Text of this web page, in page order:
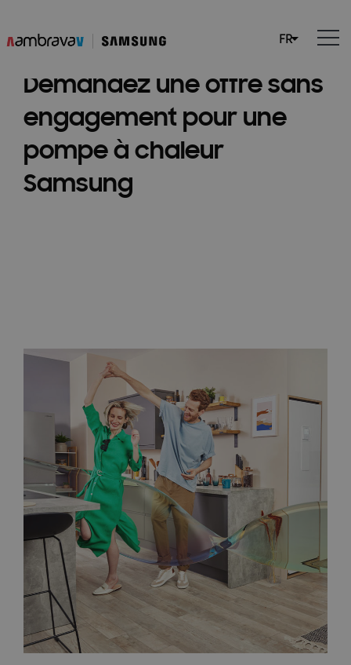
Demandez une offre sans
engagement pour une
pompe à chaleur
Samsung